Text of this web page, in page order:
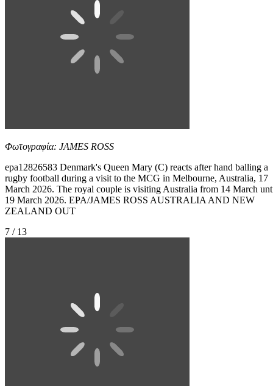
Φωτογραφία: JAMES ROSS
epa12826583 Denmark's Queen Mary (C) reacts after hand balling a
rugby football during a visit to the MCG in Melbourne, Australia, 17
March 2026. The royal couple is visiting Australia from 14 March
19 March 2026. EPA/JAMES ROSS AUSTRALIA AND NEW
ZEALAND OUT
7 / 13